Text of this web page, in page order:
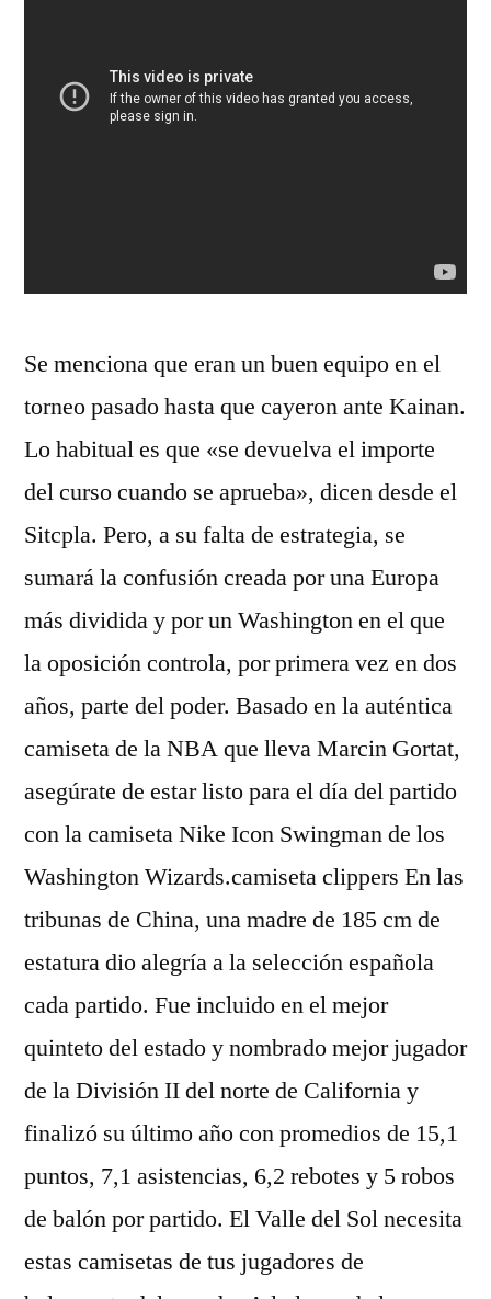
Se menciona que eran un buen equipo en el
torneo pasado hasta que cayeron ante Kainan.
Lo habitual es que «se devuelva el importe
del curso cuando se aprueba», dicen desde el
Sitcpla. Pero, a su falta de estrategia, se
sumará la confusión creada por una Europa
más dividida y por un Washington en el que
la oposición controla, por primera vez en dos
años, parte del poder. Basado en la auténtica
camiseta de la NBA que lleva Marcin Gortat,
asegúrate de estar listo para el día del partido
con la camiseta Nike Icon Swingman de los
Washington Wizards.camiseta clippers En las
tribunas de China, una madre de 185 cm de
estatura dio alegría a la selección española
cada partido. Fue incluido en el mejor
quinteto del estado y nombrado mejor jugador
de la División II del norte de California y
finalizó su último año con promedios de 15,1
puntos, 7,1 asistencias, 6,2 rebotes y 5 robos
de balón por partido. El Valle del Sol necesita
estas camisetas de tus jugadores de